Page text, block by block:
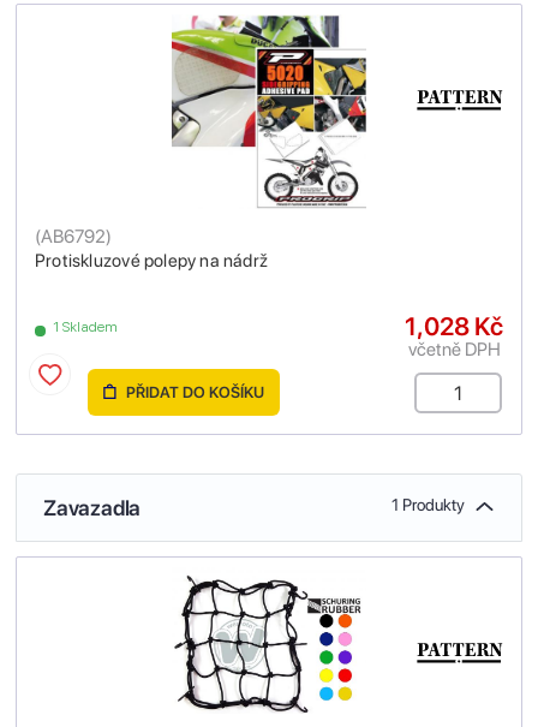
Protiskluzové polepy na nádrž
(AB6792)
1 Skladem 1,028 Kč
včetně DPH
PŘIDAT DO KOŠÍKU
Zavazadla 1 Produkty